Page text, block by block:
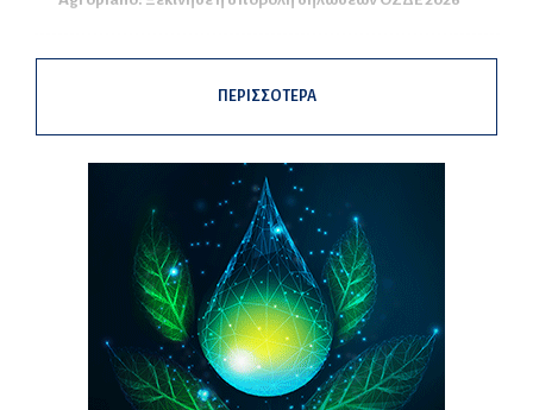
ΠΕΡΙΣΣΟΤΕΡΑ